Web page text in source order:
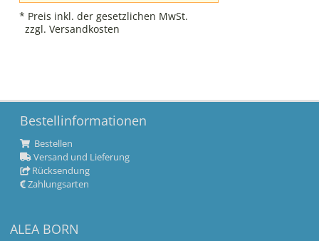
* Preis inkl. der gesetzlichen MwSt.
zzgl. Versandkosten
Bestellinformationen
Bestellen
Versand und Lieferung
Rücksendung
Zahlungsarten
ALEA BORN